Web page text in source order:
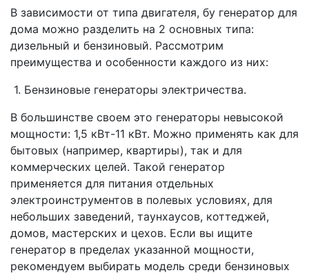
В зависимости от типа двигателя, бу генератор для
дома можно разделить на 2 основных типа:
дизельный и бензиновый. Рассмотрим
преимущества и особенности каждого из них:
1. Бензиновые генераторы электричества.
В большинстве своем это генераторы невысокой
мощности: 1,5 кВт-11 кВт. Можно применять как для
бытовых (например, квартиры), так и для
коммерческих целей. Такой генератор
применяется для питания отдельных
электроинструментов в полевых условиях, для
небольших заведений, таунхаусов, коттеджей,
домов, мастерских и цехов. Если вы ищите
генератор в пределах указанной мощности,
рекомендуем выбирать модель среди бензиновых